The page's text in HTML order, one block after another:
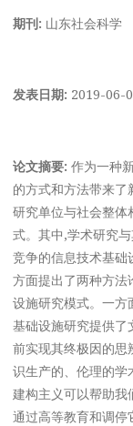
期刊: 山东社会科学
发表日期: 2019-06-
论文摘要: 作为一种
的方式和方法带来
研究单位与社会整
式。其中,学术研究
竞争的信息技术基
方面提出了两种方法
设施研究模式。一方
基础设施研究提供了
前实现其终极因的思
识生产的、伦理的学
建构主义可以帮助我
通过高等教育和调